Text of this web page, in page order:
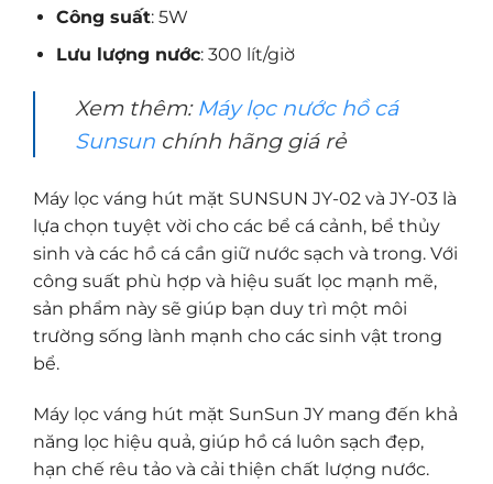
Công suất: 5W
Lưu lượng nước: 300 lít/giờ
Xem thêm: Máy lọc nước hồ cá
Sunsun chính hãng giá rẻ
Máy lọc váng hút mặt SUNSUN JY-02 và JY-03 là
lựa chọn tuyệt vời cho các bể cá cảnh, bể thủy
sinh và các hồ cá cần giữ nước sạch và trong. Với
công suất phù hợp và hiệu suất lọc mạnh mẽ,
sản phẩm này sẽ giúp bạn duy trì một môi
trường sống lành mạnh cho các sinh vật trong
bể.
Máy lọc váng hút mặt SunSun JY mang đến khả
năng lọc hiệu quả, giúp hồ cá luôn sạch đẹp,
hạn chế rêu tảo và cải thiện chất lượng nước.